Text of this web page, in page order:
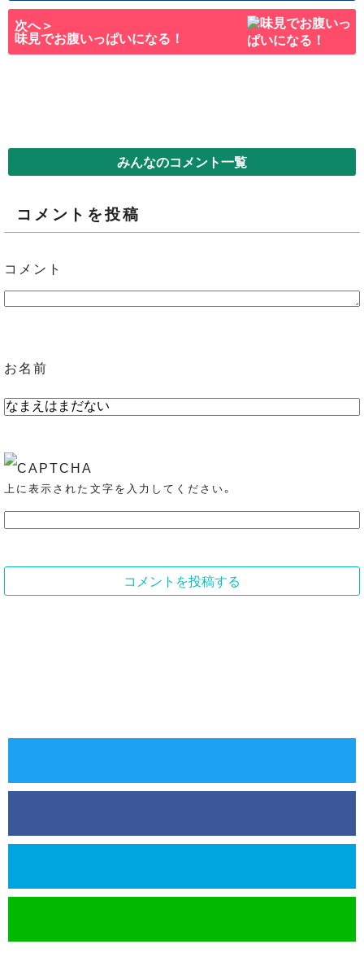
次へ＞
味見でお腹いっぱいになる！
みんなのコメント一覧
コメントを投稿
コメント
お名前
上に表示された文字を入力してください。